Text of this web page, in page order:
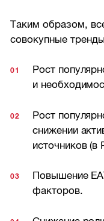
Таким образом,
совокупные
Рост
и
Рост
снижении
источников (в
Повышение
факторов.